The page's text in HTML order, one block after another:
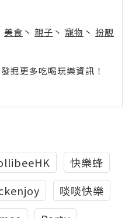
美食 丶 親子 丶 寵物 丶 扮靚
掘更多吃喝玩樂資訊！
快樂蜂
啖啖快樂